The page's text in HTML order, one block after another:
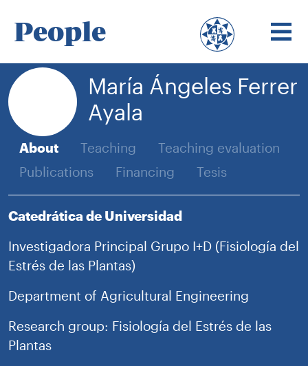
People
María Ángeles Ferrer
Ayala
About Teaching
Teaching evaluation
Publications
Financing Tesis
Catedrática de Universidad
Investigadora Principal Grupo I+D (Fisiología del
Estrés de las Plantas)
Department of Agricultural Engineering
Research group: Fisiología del Estrés de las
Plantas